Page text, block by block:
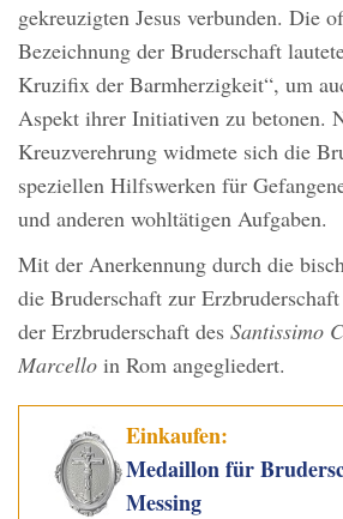
gekreuzigten Jesus verbunden. Die
Bezeichnung der Bruderschaft
Kruzifix der Barmherzigkeit“, um
Aspekt ihrer Initiativen zu betonen.
Kreuzverehrung widmete sich die
speziellen Hilfswerken für
und anderen wohltätigen Aufgaben.
Mit der Anerkennung durch die
die Bruderschaft zur
der Erzbruderschaft des Santissimo
Marcello in Rom angegliedert.
Einkaufen:
Medaillon für
Messing